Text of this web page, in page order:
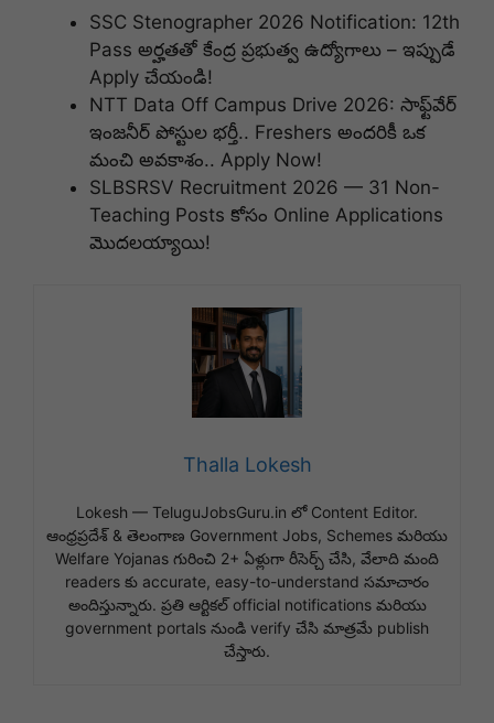
SSC Stenographer 2026 Notification: 12th
Pass అర్హతతో కేంద్ర ప్రభుత్వ ఉద్యోగాలు – ఇప్పుడే
Apply చేయండి!
NTT Data Off Campus Drive 2026: సాఫ్ట్‌వేర్
ఇంజనీర్ పోస్టుల భర్తీ.. Freshers అందరికీ ఒక
మంచి అవకాశం.. Apply Now!
SLBSRSV Recruitment 2026 — 31 Non-
Teaching Posts కోసం Online Applications
మొదలయ్యాయి!
Thalla Lokesh
Lokesh — TeluguJobsGuru.in లో Content Editor.
ఆంధ్రప్రదేశ్ & తెలంగాణ Government Jobs, Schemes మరియు
Welfare Yojanas గురించి 2+ ఏళ్లుగా రీసెర్చ్ చేసి, వేలాది మంది
readers కు accurate, easy-to-understand సమాచారం
అందిస్తున్నారు. ప్రతి ఆర్టికల్ official notifications మరియు
government portals నుండి verify చేసి మాత్రమే publish
చేస్తారు.